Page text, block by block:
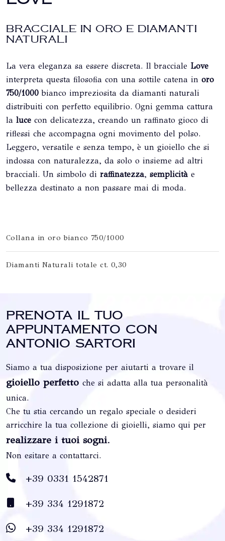
BRACCIALE IN ORO E DIAMANTI
NATURALI
La vera eleganza sa essere discreta. Il bracciale Love
interpreta questa filosofia con una sottile catena in oro
750/1000 bianco impreziosita da diamanti naturali
distribuiti con perfetto equilibrio. Ogni gemma cattura
la luce con delicatezza, creando un raffinato gioco di
riflessi che accompagna ogni movimento del polso.
Leggero, versatile e senza tempo, è un gioiello che si
indossa con naturalezza, da solo o insieme ad altri
bracciali. Un simbolo di raffinatezza, semplicità e
bellezza destinato a non passare mai di moda.
Collana in oro bianco 750/1000
Diamanti Naturali totale ct. 0,30
Prenota il tuo
appuntamento con
Antonio Sartori
Siamo a tua disposizione per aiutarti a trovare il
gioiello perfetto che si adatta alla tua personalità
unica.
Che tu stia cercando un regalo speciale o desideri
arricchire la tua collezione di gioielli, siamo qui per
realizzare i tuoi sogni.
Non esitare a contattarci.
+39 0331 1542871
+39 334 1291872
+39 334 1291872